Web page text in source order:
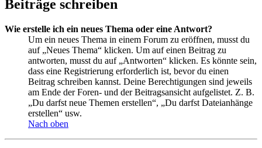
Beiträge schreiben
Wie erstelle ich ein neues Thema oder eine Antwort?
Um ein neues Thema in einem Forum zu eröffnen, musst du
auf „Neues Thema“ klicken. Um auf einen Beitrag zu
antworten, musst du auf „Antworten“ klicken. Es könnte sein,
dass eine Registrierung erforderlich ist, bevor du einen
Beitrag schreiben kannst. Deine Berechtigungen sind jeweils
am Ende der Foren- und der Beitragsansicht aufgelistet. Z. B.
„Du darfst neue Themen erstellen“, „Du darfst Dateianhänge
erstellen“ usw.
Nach oben